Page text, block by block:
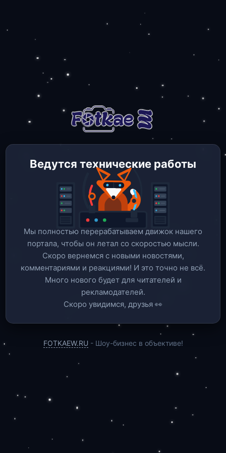
Ведутся технические работы
Мы полностью перерабатываем движок нашего
портала, чтобы он летал со скоростью мысли.
Скоро вернемся c новыми новостями,
комментариями и реакциями! И это точно не всё.
Много нового будет для читателей и
рекламодателей.
Скоро увидимся, друзья 👀
FOTKAEW.RU - Шоу-бизнес в объективе!